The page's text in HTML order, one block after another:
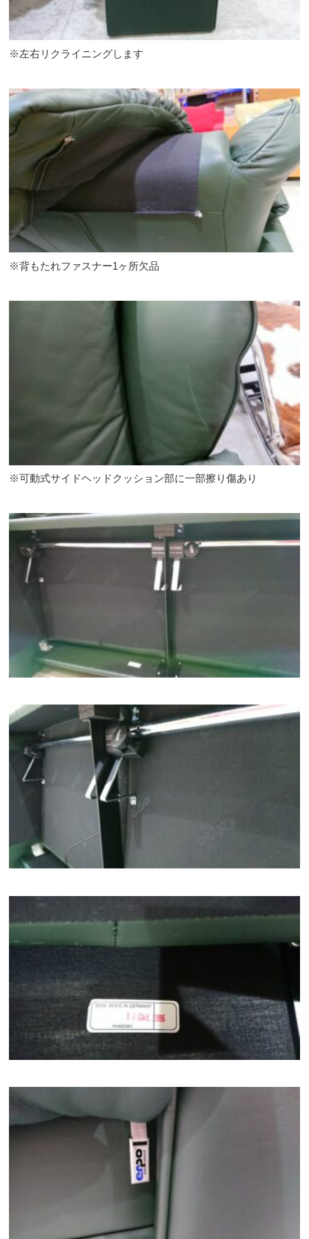
※左右リクライニングします
※背もたれファスナー1ヶ所欠品
※可動式サイドヘッドクッション部に一部擦り傷あり